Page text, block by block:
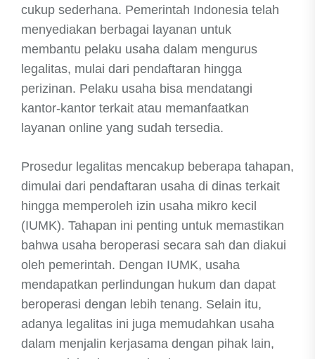
cukup sederhana. Pemerintah Indonesia telah
menyediakan berbagai layanan untuk
membantu pelaku usaha dalam mengurus
legalitas, mulai dari pendaftaran hingga
perizinan. Pelaku usaha bisa mendatangi
kantor-kantor terkait atau memanfaatkan
layanan online yang sudah tersedia.
Prosedur legalitas mencakup beberapa tahapan,
dimulai dari pendaftaran usaha di dinas terkait
hingga memperoleh izin usaha mikro kecil
(IUMK). Tahapan ini penting untuk memastikan
bahwa usaha beroperasi secara sah dan diakui
oleh pemerintah. Dengan IUMK, usaha
mendapatkan perlindungan hukum dan dapat
beroperasi dengan lebih tenang. Selain itu,
adanya legalitas ini juga memudahkan usaha
dalam menjalin kerjasama dengan pihak lain,